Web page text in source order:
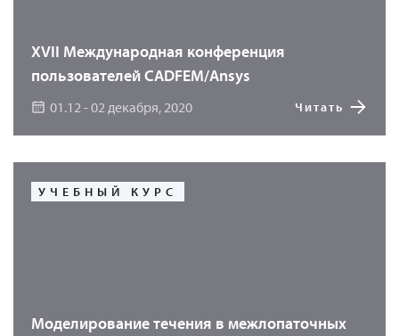
XVII Международная конференция
пользователей CADFEM/Ansys
01.12 - 02 декабря, 2020 Читать
УЧЕБНЫЙ КУРС
Моделирование течения в межлопаточных